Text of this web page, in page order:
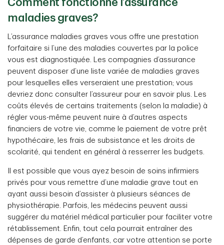
Prestation forfaitaire unique qui peut être utilisée à
votre guise.
Quels sont les avantages?
Le montant versé peut contribuer à régler des dépenses
médicales, y compris payer des appareils médicaux,
compenser une perte de revenu et aider à payer des
traitements de pointe qui ne sont pas couverts par une
assurance maladie provinciale.
Qui est admissible ?
À TD Assurance, votre admissibilité dépend des
réponses aux questions sur votre santé et du fait que
vous :
soyez citoyen canadien ou un résident permanent;
répondiez aux exigences liées à l’âge;
soyez un client de la TD; et
Un montant de couverture est versé pour le type
d’accident grave dont vous avez été victime. Le
blessure dont vous avez été victime.
Quels sont les avantages?
Vous pourriez recevoir une prestation forfaitaire qui peut
servir de complément à une couverture existante (un
régime d’assurance maladie, un régime d’assurance
maladie provincial ou des avantages sociaux
d’employé).
Qui est admissible ?
À TD Assurance, votre admissibilité dépend du fait que
vous :
soyez citoyen canadien ou un résident permanent;
répondiez aux exigences liées à l’âge; et
Comment fonctionne l’assurance
maladies graves?
L’assurance maladies graves vous offre une prestation
forfaitaire si l’une des maladies couvertes par la police
vous est diagnostiquée. Les compagnies d’assurance
peuvent disposer d’une liste variée de maladies graves
pour lesquelles elles verseraient une prestation; vous
devriez donc consulter l’assureur pour en savoir plus. Les
coûts élevés de certains traitements (selon la maladie) à
régler vous-même peuvent nuire à d’autres aspects
financiers de votre vie, comme le paiement de votre prêt
hypothécaire, les frais de subsistance et les droits de
scolarité, qui tendent en général à resserrer les budgets.
Il est possible que vous ayez besoin de soins infirmiers
privés pour vous remettre d’une maladie grave tout en
ayant aussi besoin d’assister à plusieurs séances de
physiothérapie. Parfois, les médecins peuvent aussi
suggérer du matériel médical particulier pour faciliter votre
rétablissement. Enfin, tout cela pourrait entraîner des
dépenses de garde d’enfants, car votre attention se porte